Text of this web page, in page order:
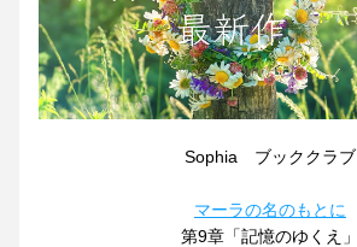
Sophia　ブッククラブ
マーラの名のもとに
第9章「記憶のゆくえ」